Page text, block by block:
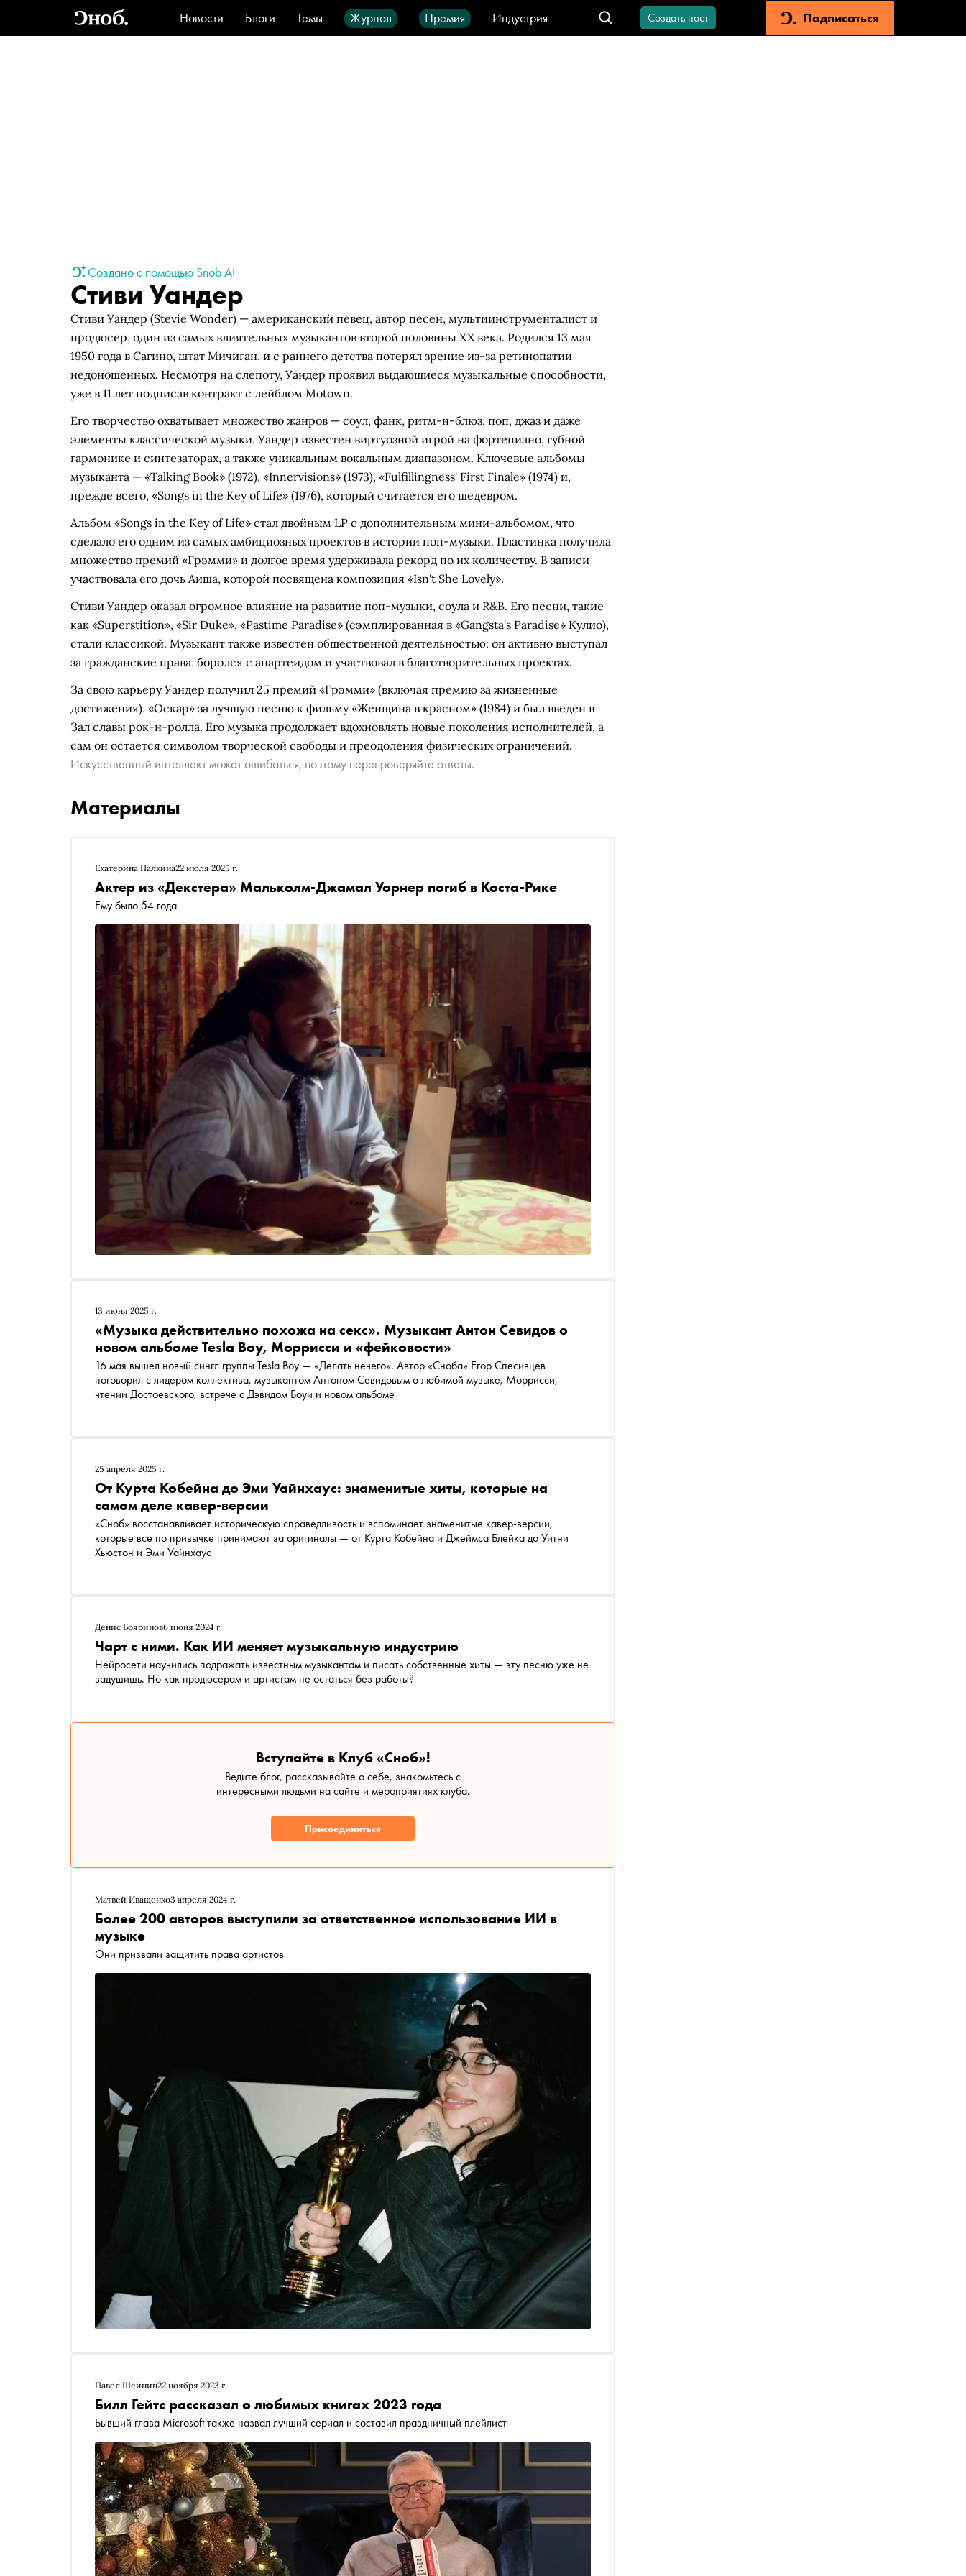
Новости Блоги Темы Журнал Премия
Индустрия
Стиль
Видео Город IT-продукты
Создать пост Подписаться
Создано с помощью Snob AI
Стиви Уандер
Стиви Уандер (Stevie Wonder) — американский певец, автор песен, мультиинструменталист и
продюсер, один из самых влиятельных музыкантов второй половины XX века. Родился 13 мая
1950 года в Сагино, штат Мичиган, и с раннего детства потерял зрение из-за ретинопатии
недоношенных. Несмотря на слепоту, Уандер проявил выдающиеся музыкальные способности,
уже в 11 лет подписав контракт с лейблом Motown.
Его творчество охватывает множество жанров — соул, фанк, ритм-н-блюз, поп, джаз и даже
элементы классической музыки. Уандер известен виртуозной игрой на фортепиано, губной
гармонике и синтезаторах, а также уникальным вокальным диапазоном. Ключевые альбомы
музыканта — «Talking Book» (1972), «Innervisions» (1973), «Fulfillingness' First Finale» (1974) и,
прежде всего, «Songs in the Key of Life» (1976), который считается его шедевром.
Альбом «Songs in the Key of Life» стал двойным LP с дополнительным мини-альбомом, что
сделало его одним из самых амбициозных проектов в истории поп-музыки. Пластинка получила
множество премий «Грэмми» и долгое время удерживала рекорд по их количеству. В записи
участвовала его дочь Аиша, которой посвящена композиция «Isn't She Lovely».
Стиви Уандер оказал огромное влияние на развитие поп-музыки, соула и R&B. Его песни, такие
как «Superstition», «Sir Duke», «Pastime Paradise» (сэмплированная в «Gangsta's Paradise» Кулио),
стали классикой. Музыкант также известен общественной деятельностью: он активно выступал
за гражданские права, боролся с апартеидом и участвовал в благотворительных проектах.
За свою карьеру Уандер получил 25 премий «Грэмми» (включая премию за жизненные
достижения), «Оскар» за лучшую песню к фильму «Женщина в красном» (1984) и был введен в
Зал славы рок-н-ролла. Его музыка продолжает вдохновлять новые поколения исполнителей, а
сам он остается символом творческой свободы и преодоления физических ограничений.
Искусственный интеллект может ошибаться, поэтому перепроверяйте ответы.
Материалы
Екатерина Палкина22 июля 2025 г.
Актер из «Декстера» Мальколм-Джамал Уорнер погиб в Коста-Рике
Ему было 54 года
13 июня 2025 г.
«Музыка действительно похожа на секс». Музыкант Антон Севидов о
новом альбоме Tesla Boy, Моррисси и «фейковости»
16 мая вышел новый сингл группы Tesla Boy — «Делать нечего». Автор «Сноба» Егор Спесивцев
поговорил с лидером коллектива, музыкантом Антоном Севидовым о любимой музыке, Моррисси,
чтении Достоевского, встрече с Дэвидом Боуи и новом альбоме
25 апреля 2025 г.
От Курта Кобейна до Эми Уайнхаус: знаменитые хиты, которые на
самом деле кавер-версии
«Сноб» восстанавливает историческую справедливость и вспоминает знаменитые кавер-версии,
которые все по привычке принимают за оригиналы — от Курта Кобейна и Джеймса Блейка до Уитни
Хьюстон и Эми Уайнхаус
Денис Бояринов6 июня 2024 г.
Чарт с ними. Как ИИ меняет музыкальную индустрию
Нейросети научились подражать известным музыкантам и писать собственные хиты — эту песню уже не
задушишь. Но как продюсерам и артистам не остаться без работы?
Вступайте в Клуб «Сноб»!
Ведите блог, рассказывайте о себе, знакомьтесь с
интересными людьми на сайте и мероприятиях клуба.
Присоединиться
Матвей Иващенко3 апреля 2024 г.
Более 200 авторов выступили за ответственное использование ИИ в
музыке
Они призвали защитить права артистов
Павел Шейнин22 ноября 2023 г.
Билл Гейтс рассказал о любимых книгах 2023 года
Бывший глава Microsoft также назвал лучший сериал и составил праздничный плейлист